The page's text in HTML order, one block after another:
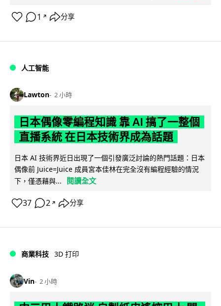
1 ↗ 分享
人工智能
Lawton 2 小時
日本偶像零編程知識 靠 AI 搞了一整個
直播系統 在日本技術界成為話題
日本 AI 技術界近日出現了一個引發廣泛討論的熱門話題：日本
偶像前 Juice=Juice 成員宮本佳林在完全沒有編程經驗的情況
下，僅憑藉與...
閱讀全文
37 2 ↗ 分享
商業科技 3D 打印
Vin 2 小時